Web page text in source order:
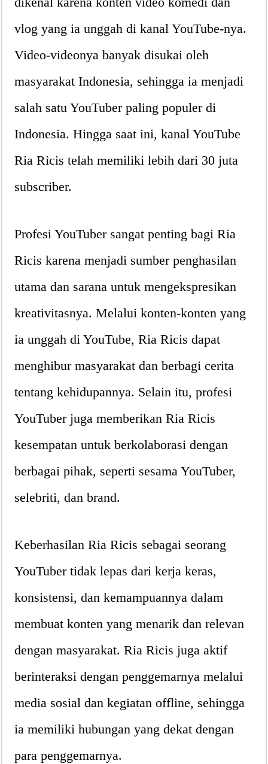
vlog yang ia unggah di kanal YouTube-nya.
Video-videonya banyak disukai oleh
masyarakat Indonesia, sehingga ia menjadi
salah satu YouTuber paling populer di
Indonesia. Hingga saat ini, kanal YouTube
Ria Ricis telah memiliki lebih dari 30 juta
subscriber.
Profesi YouTuber sangat penting bagi Ria
Ricis karena menjadi sumber penghasilan
utama dan sarana untuk mengekspresikan
kreativitasnya. Melalui konten-konten yang
ia unggah di YouTube, Ria Ricis dapat
menghibur masyarakat dan berbagi cerita
tentang kehidupannya. Selain itu, profesi
YouTuber juga memberikan Ria Ricis
kesempatan untuk berkolaborasi dengan
berbagai pihak, seperti sesama YouTuber,
selebriti, dan brand.
Keberhasilan Ria Ricis sebagai seorang
YouTuber tidak lepas dari kerja keras,
konsistensi, dan kemampuannya dalam
membuat konten yang menarik dan relevan
dengan masyarakat. Ria Ricis juga aktif
berinteraksi dengan penggemarnya melalui
media sosial dan kegiatan offline, sehingga
ia memiliki hubungan yang dekat dengan
para penggemarnya.